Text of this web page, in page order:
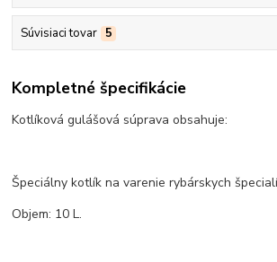
Súvisiaci tovar 5
Kompletné špecifikácie
Kotlíková gulášová súprava obsahuje:
Špeciálny kotlík na varenie rybárskych
Objem: 10 L.